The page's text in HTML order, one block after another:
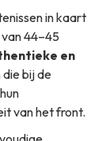
in kaart
44–45
en
bij de
van het front.